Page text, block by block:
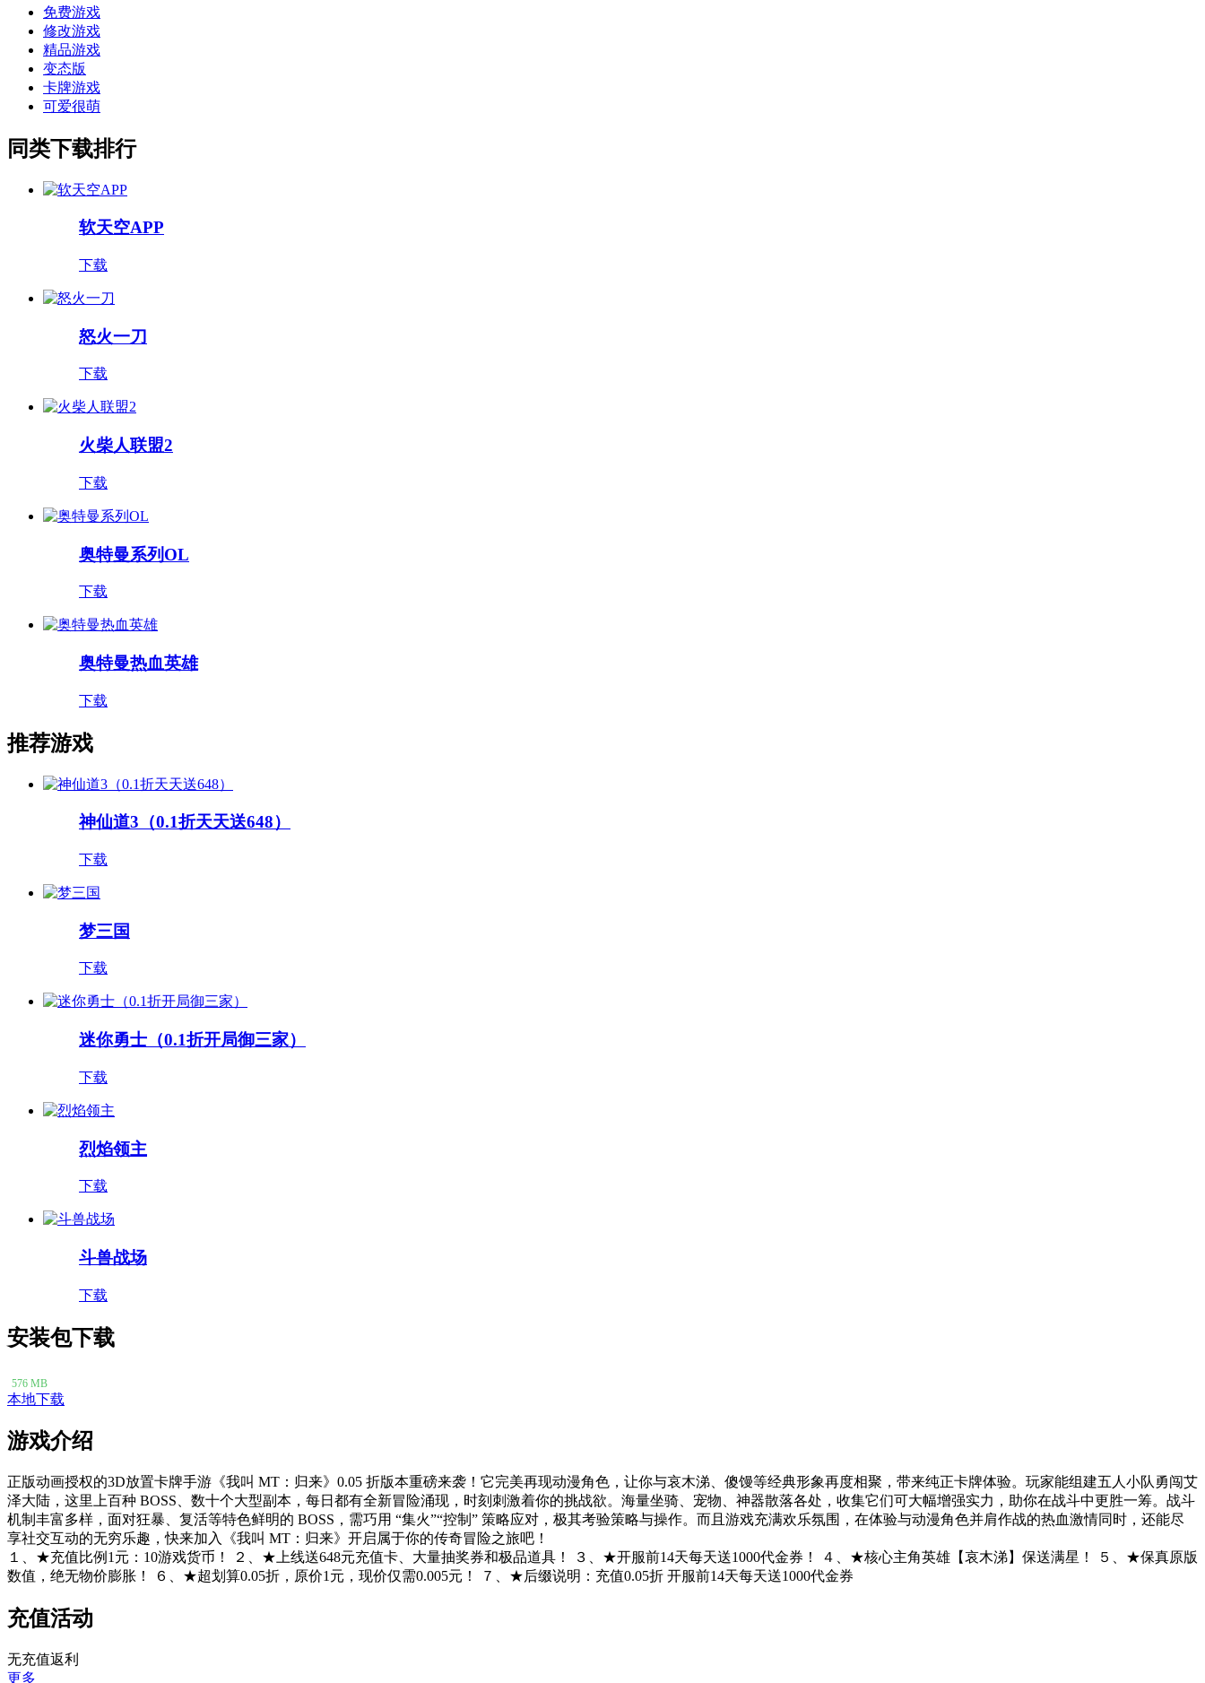
免费游戏
修改游戏
精品游戏
变态版
卡牌游戏
可爱很萌
同类下载排行
软天空APP
下载
怒火一刀
下载
火柴人联盟2
下载
奥特曼系列OL
下载
奥特曼热血英雄
下载
推荐游戏
神仙道3（0.1折天天送648）
下载
梦三国
下载
迷你勇士（0.1折开局御三家）
下载
烈焰领主
下载
斗兽战场
下载
安装包下载
576 MB
本地下载
游戏介绍
正版动画授权的3D放置卡牌手游《我叫 MT：归来》0.05 折版本重磅来袭！它完美再现动漫角色，让你与哀木涕、傻馒等经典形象再度相聚，带来纯正卡牌体验。玩家能组建五人小队勇闯艾
泽大陆，这里上百种 BOSS、数十个大型副本，每日都有全新冒险涌现，时刻刺激着你的挑战欲。海量坐骑、宠物、神器散落各处，收集它们可大幅增强实力，助你在战斗中更胜一筹。战斗
机制丰富多样，面对狂暴、复活等特色鲜明的 BOSS，需巧用 “集火”“控制” 策略应对，极其考验策略与操作。而且游戏充满欢乐氛围，在体验与动漫角色并肩作战的热血激情同时，还能尽
享社交互动的无穷乐趣，快来加入《我叫 MT：归来》开启属于你的传奇冒险之旅吧！
１、★充值比例1元：10游戏货币！ ２、★上线送648元充值卡、大量抽奖券和极品道具！ ３、★开服前14天每天送1000代金券！ ４、★核心主角英雄【哀木涕】保送满星！ ５、★保真原版
数值，绝无物价膨胀！ ６、★超划算0.05折，原价1元，现价仅需0.005元！ ７、★后缀说明：充值0.05折 开服前14天每天送1000代金券
充值活动
无充值返利
更多